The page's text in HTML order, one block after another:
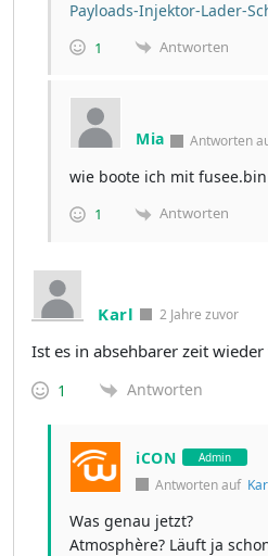
Payloads-Injektor-Lader-
1 Antworten
Mia Antworten
wie boote ich mit fusee.bin
1 Antworten
Karl 2 Jahre zuvor
Ist es in absehbarer zeit
1 Antworten
iCON Admin
Antworten auf
Was genau jetzt?
Atmosphère? Läuft ja